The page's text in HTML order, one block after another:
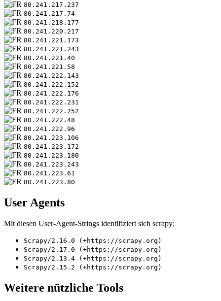
80.241.217.237
80.241.217.74
80.241.218.177
80.241.220.217
80.241.221.173
80.241.221.243
80.241.221.40
80.241.221.58
80.241.222.143
80.241.222.152
80.241.222.176
80.241.222.231
80.241.222.252
80.241.222.48
80.241.222.96
80.241.223.106
80.241.223.172
80.241.223.180
80.241.223.243
80.241.223.61
80.241.223.80
User Agents
Mit diesen User-Agent-Strings identifiziert sich scrapy:
Scrapy/2.16.0 (+https://scrapy.org)
Scrapy/2.17.0 (+https://scrapy.org)
Scrapy/2.13.4 (+https://scrapy.org)
Scrapy/2.15.2 (+https://scrapy.org)
Weitere nützliche Tools